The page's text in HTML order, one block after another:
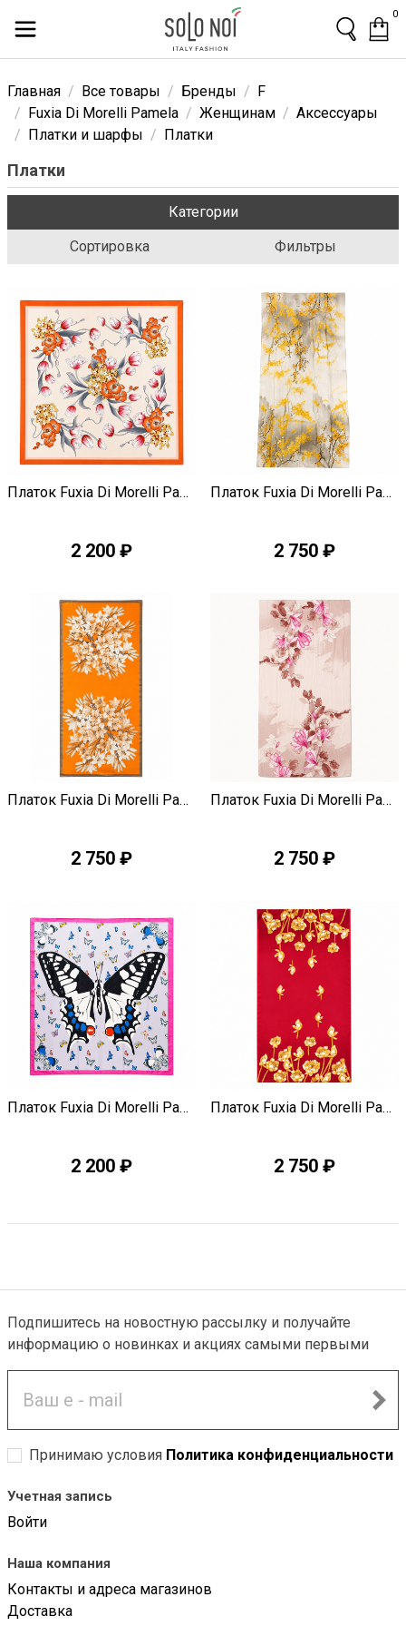
0
Главная Все товары Бренды
F
Fuxia Di Morelli Pamela
Женщинам
Аксессуары
Платки и шарфы
Платки
Платки
Категории
Сортировка
Фильтры
Быстрый просмотр Платок Fuxia Di Morelli Pamela J3485
2 200 ₽
Быстрый просмотр Платок Fuxia Di Morelli Pamela J3484
2 750 ₽
Быстрый просмотр Платок Fuxia Di Morelli Pamela J3482
2 750 ₽
Быстрый просмотр Платок Fuxia Di Morelli Pamela J3481
2 750 ₽
Быстрый просмотр Платок Fuxia Di Morelli Pamela J3364
2 200 ₽
Быстрый просмотр Платок Fuxia Di Morelli Pamela J3363
2 750 ₽
Подпишитесь на новостную рассылку и получайте
информацию о новинках и акциях самыми первыми
Принимаю условия Политика конфиденциальности
Учетная запись
Войти
Наша компания
Контакты и адреса магазинов
Доставка